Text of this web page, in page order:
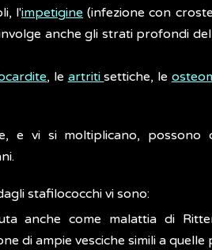
l'impetigine (infezione con
anche gli strati profondi
, le artritisettiche, le
e vi si moltiplicano, possono
stafilococchi vi sono:
anche come malattia di
di ampie vesciche simili a